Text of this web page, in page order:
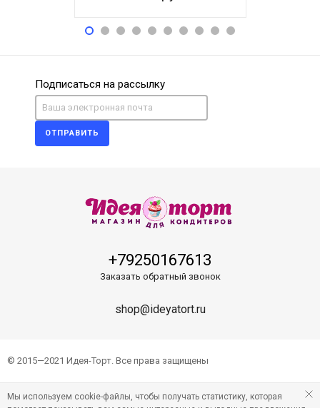
Подписаться на рассылку
ОТПРАВИТЬ
+79250167613
Заказать обратный звонок
shop@ideyatort.ru
© 2015—2021 Идея-Торт. Все права защищены
Мы используем cookie-файлы, чтобы получать статистику, которая